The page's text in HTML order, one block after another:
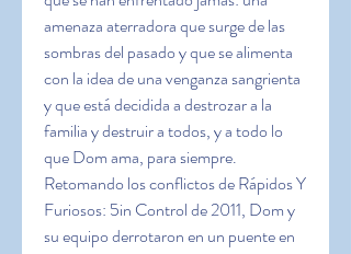
amenaza aterradora que surge de las
sombras del pasado y que se alimenta
con la idea de una venganza sangrienta
y que está decidida a destrozar a la
familia y destruir a todos, y a todo lo
que Dom ama, para siempre.
Retomando los conflictos de Rápidos Y
Furiosos: 5in Control de 2011, Dom y
su equipo derrotaron en un puente en